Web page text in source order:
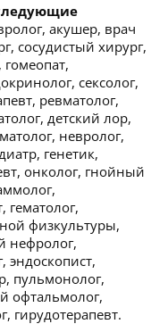
акушер, врач
сосудистый хирург,
гомеопат,
сексолог,
ревматолог,
детский лор,
невролог,
генетик,
онколог, гнойный
физкультуры,
нефролог,
эндоскопист,
пульмонолог,
офтальмолог,
гирудотерапевт.